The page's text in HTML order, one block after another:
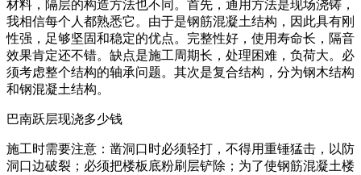
材料，隔层的构造方法也不同。首先，通用方法是现场浇铸，
我相信每个人都熟悉它。由于是钢筋混凝土结构，因此具有刚
性强，足够坚固和稳定的优点。完整性好，使用寿命长，隔音
效果肯定还不错。缺点是施工周期长，处理困难，负荷大。必
须考虑整个结构的轴承问题。其次是复合结构，分为钢木结构
和钢混凝土结构。
巴南跃层现浇多少钱
施工时需要注意：凿洞口时必须轻打，不得用重锤猛击，以防
洞口边破裂；必须把楼板底粉刷层铲除；为了使钢筋混凝土楼